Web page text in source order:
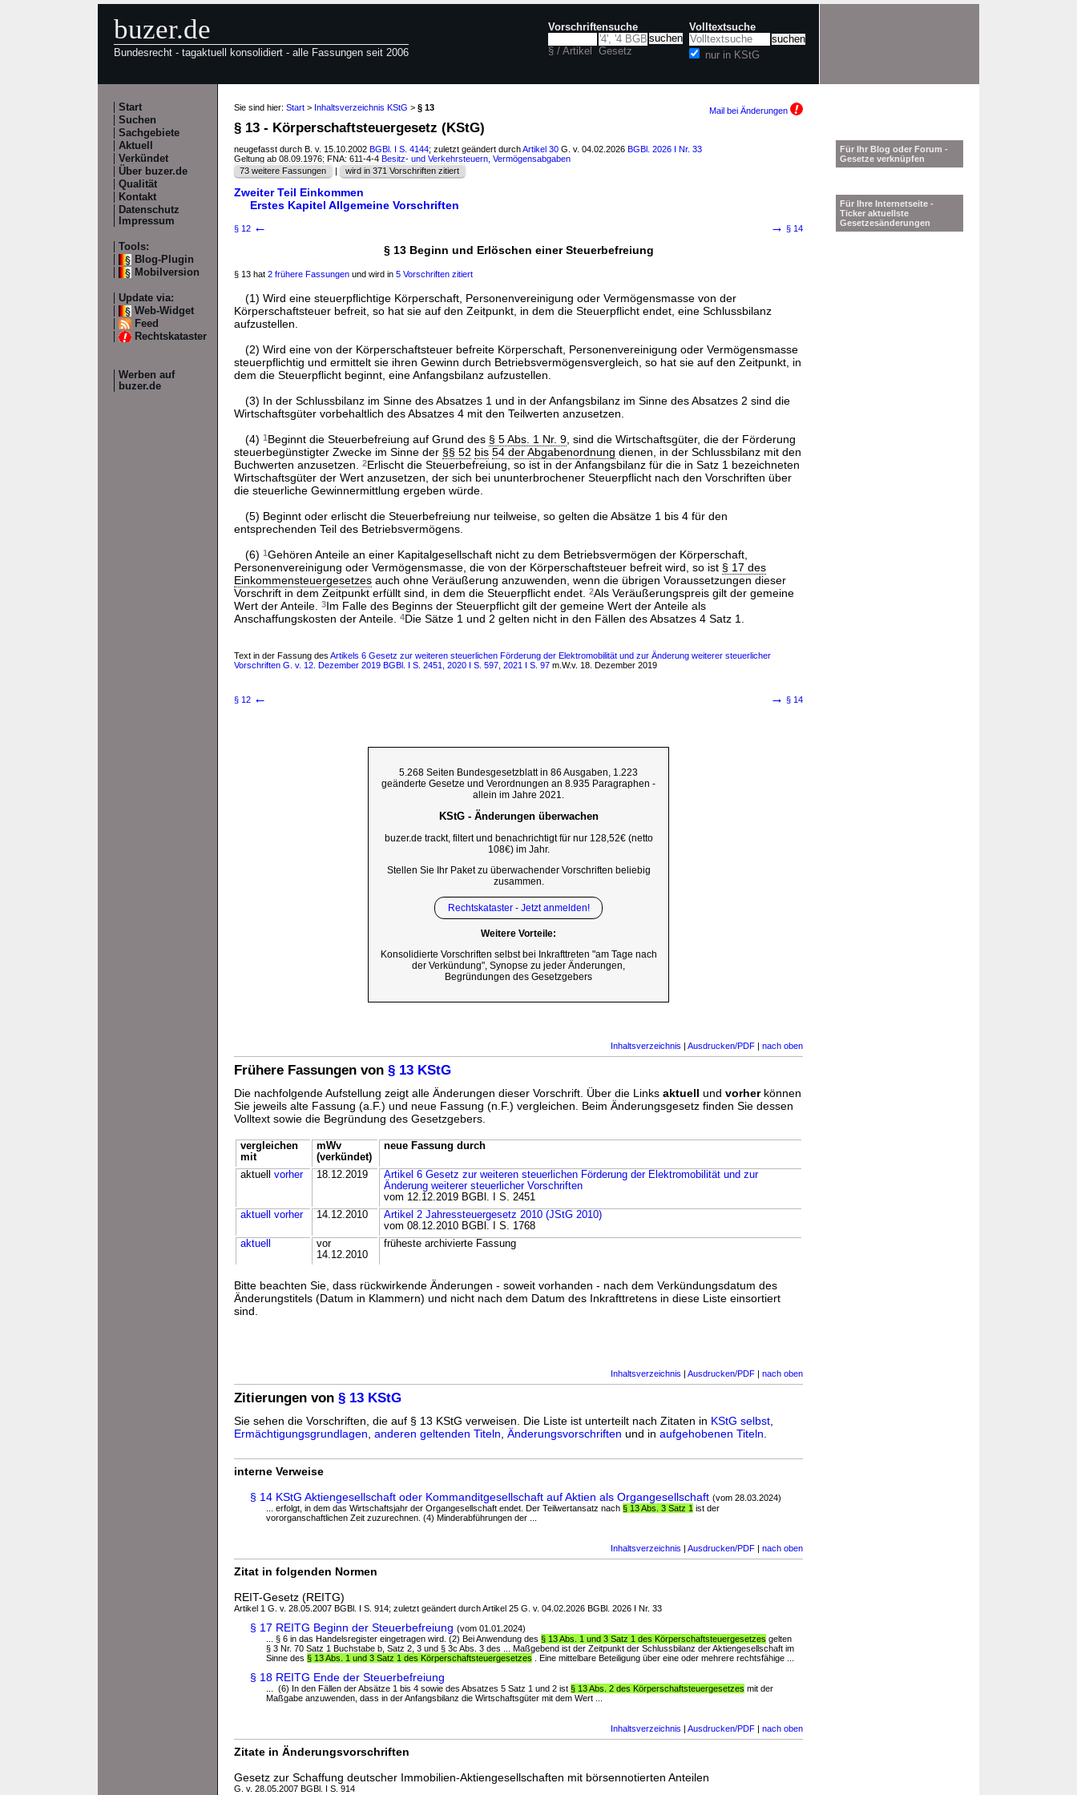
buzer.de
Bundesrecht - tagaktuell konsolidiert - alle Fassungen seit 2006
Vorschriftensuche
§ / Artikel Gesetz
Volltextsuche
nur in KStG
Start
Suchen
Sachgebiete
Aktuell
Verkündet
Über buzer.de
Qualität
Kontakt
Datenschutz
Impressum
Tools:
Blog-Plugin
Mobilversion
Update via:
Web-Widget
Feed
Rechtskataster
Werben auf
buzer.de
Sie sind hier: Start > Inhaltsverzeichnis KStG > § 13 Mail bei Änderungen
§ 13 - Körperschaftsteuergesetz (KStG)
neugefasst durch B. v. 15.10.2002 BGBl. I S. 4144; zuletzt geändert durchArtikel 30 G. v. 04.02.2026 BGBl. 2026 I Nr. 33
Geltung ab 08.09.1976; FNA: 611-4-4 Besitz- und Verkehrsteuern, Vermögensabgaben
73 weitere Fassungen
| wird in 371 Vorschriften zitiert
Zweiter Teil Einkommen
Erstes Kapitel Allgemeine Vorschriften
§ 12 ← → § 14
§ 13 Beginn und Erlöschen einer Steuerbefreiung
§ 13 hat 2 frühere Fassungen und wird in 5 Vorschriften zitiert
(1) Wird eine steuerpflichtige Körperschaft, Personenvereinigung oder Vermögensmasse von der
Körperschaftsteuer befreit, so hat sie auf den Zeitpunkt, in dem die Steuerpflicht endet, eine Schlussbilanz
aufzustellen.
(2) Wird eine von der Körperschaftsteuer befreite Körperschaft, Personenvereinigung oder Vermögensmasse
steuerpflichtig und ermittelt sie ihren Gewinn durch Betriebsvermögensvergleich, so hat sie auf den Zeitpunkt, in
dem die Steuerpflicht beginnt, eine Anfangsbilanz aufzustellen.
(3) In der Schlussbilanz im Sinne des Absatzes 1 und in der Anfangsbilanz im Sinne des Absatzes 2 sind die
Wirtschaftsgüter vorbehaltlich des Absatzes 4 mit den Teilwerten anzusetzen.
(4) 1Beginnt die Steuerbefreiung auf Grund des § 5 Abs. 1 Nr. 9 , sind die Wirtschaftsgüter, die der Förderung
steuerbegünstigter Zwecke im Sinne der §§ 52 bis 54 der Abgabenordnung dienen, in der Schlussbilanz mit den
Buchwerten anzusetzen.
2Erlischt die Steuerbefreiung, so ist in der Anfangsbilanz für die in Satz 1 bezeichneten
Wirtschaftsgüter der Wert anzusetzen, der sich bei ununterbrochener Steuerpflicht nach den Vorschriften über
die steuerliche Gewinnermittlung ergeben würde.
(5) Beginnt oder erlischt die Steuerbefreiung nur teilweise, so gelten die Absätze 1 bis 4 für den
entsprechenden Teil des Betriebsvermögens.
(6) 1Gehören Anteile an einer Kapitalgesellschaft nicht zu dem Betriebsvermögen der Körperschaft,
Personenvereinigung oder Vermögensmasse, die von der Körperschaftsteuer befreit wird, so ist § 17 des
Einkommensteuergesetzes auch ohne Veräußerung anzuwenden, wenn die übrigen Voraussetzungen dieser
Vorschrift in dem Zeitpunkt erfüllt sind, in dem die Steuerpflicht endet.
2Als Veräußerungspreis gilt der gemeine
Wert der Anteile.
3Im Falle des Beginns der Steuerpflicht gilt der gemeine Wert der Anteile als
Anschaffungskosten der Anteile.
4Die Sätze 1 und 2 gelten nicht in den Fällen des Absatzes 4 Satz 1.
Text in der Fassung des Artikels 6 Gesetz zur weiteren steuerlichen Förderung der Elektromobilität und zur Änderung weiterer steuerlicher
Vorschriften G. v. 12. Dezember 2019 BGBl. I S. 2451, 2020 I S. 597, 2021 I S. 97 m.W.v. 18. Dezember 2019
§ 12 ← → § 14
5.268 Seiten Bundesgesetzblatt in 86 Ausgaben, 1.223
geänderte Gesetze und Verordnungen an 8.935 Paragraphen -
allein im Jahre 2021.
KStG - Änderungen überwachen
buzer.de trackt, filtert und benachrichtigt für nur 128,52€ (netto
108€) im Jahr.
Stellen Sie Ihr Paket zu überwachender Vorschriften beliebig
zusammen.
Rechtskataster - Jetzt anmelden!
Weitere Vorteile:
Konsolidierte Vorschriften selbst bei Inkrafttreten "am Tage nach
der Verkündung", Synopse zu jeder Änderungen,
Begründungen des Gesetzgebers
Inhaltsverzeichnis | Ausdrucken/PDF | nach oben
Frühere Fassungen von § 13 KStG
Die nachfolgende Aufstellung zeigt alle Änderungen dieser Vorschrift. Über die Links aktuell und vorherkönnen
Sie jeweils alte Fassung (a.F.) und neue Fassung (n.F.) vergleichen. Beim Änderungsgesetz finden Sie dessen
Volltext sowie die Begründung des Gesetzgebers.
vergleichen
mit
mWv
(verkündet)
neue Fassung durch
aktuell vorher 18.12.2019
Artikel 6 Gesetz zur weiteren steuerlichen Förderung der Elektromobilität und zur
Änderung weiterer steuerlicher Vorschriften
vom 12.12.2019 BGBl. I S. 2451
aktuell
vorher 14.12.2010
Artikel 2 Jahressteuergesetz 2010 (JStG 2010)
vom 08.12.2010 BGBl. I S. 1768
aktuell
vor
14.12.2010
früheste archivierte Fassung
Bitte beachten Sie, dass rückwirkende Änderungen - soweit vorhanden - nach dem Verkündungsdatum des
Änderungstitels (Datum in Klammern) und nicht nach dem Datum des Inkrafttretens in diese Liste einsortiert
sind.
Inhaltsverzeichnis | Ausdrucken/PDF | nach oben
Zitierungen von § 13 KStG
Sie sehen die Vorschriften, die auf § 13 KStG verweisen. Die Liste ist unterteilt nach Zitaten in KStG selbst
Ermächtigungsgrundlagen anderen geltenden Titeln Änderungsvorschriften und in aufgehobenen Titeln
interne Verweise
§ 14 KStG Aktiengesellschaft oder Kommanditgesellschaft auf Aktien als Organgesellschaft (vom 28.03.2024)
... erfolgt, in dem das Wirtschaftsjahr der Organgesellschaft endet. Der Teilwertansatz nach § 13 Abs. 3 Satz 1 ist der
vororganschaftlichen Zeit zuzurechnen. (4) Minderabführungen der ...
Inhaltsverzeichnis | Ausdrucken/PDF | nach oben
Zitat in folgenden Normen
REIT-Gesetz (REITG)
Artikel 1 G. v. 28.05.2007 BGBl. I S. 914; zuletzt geändert durch Artikel 25 G. v. 04.02.2026 BGBl. 2026 I Nr. 33
§ 17 REITG Beginn der Steuerbefreiung (vom 01.01.2024)
... § 6 in das Handelsregister eingetragen wird. (2) Bei Anwendung des § 13 Abs. 1 und 3 Satz 1 des Körperschaftsteuergesetzes gelten
§ 3 Nr. 70 Satz 1 Buchstabe b, Satz 2, 3 und § 3c Abs. 3 des ... Maßgebend ist der Zeitpunkt der Schlussbilanz der Aktiengesellschaft im
Sinne des § 13 Abs. 1 und 3 Satz 1 des Körperschaftsteuergesetzes . Eine mittelbare Beteiligung über eine oder mehrere rechtsfähige ...
§ 18 REITG Ende der Steuerbefreiung
... (6) In den Fällen der Absätze 1 bis 4 sowie des Absatzes 5 Satz 1 und 2 ist § 13 Abs. 2 des Körperschaftsteuergesetzes mit der
Maßgabe anzuwenden, dass in der Anfangsbilanz die Wirtschaftsgüter mit dem Wert ...
Inhaltsverzeichnis | Ausdrucken/PDF | nach oben
Zitate in Änderungsvorschriften
Gesetz zur Schaffung deutscher Immobilien-Aktiengesellschaften mit börsennotierten Anteilen
G. v. 28.05.2007 BGBl. I S. 914
Für Ihr Blog oder Forum -
Gesetze verknüpfen
Für Ihre Internetseite -
Ticker aktuellste
Gesetzesänderungen